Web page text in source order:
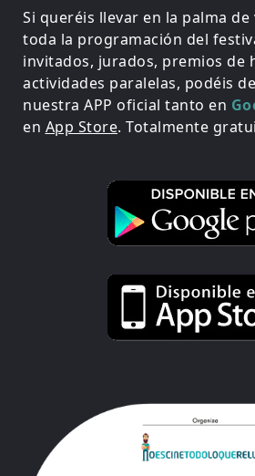
Si queréis llevar en la palma
toda la programación del
invitados, jurados, premios de
actividades paralelas, podéis
nuestra APP oficial tanto en
en App Store. Totalmente